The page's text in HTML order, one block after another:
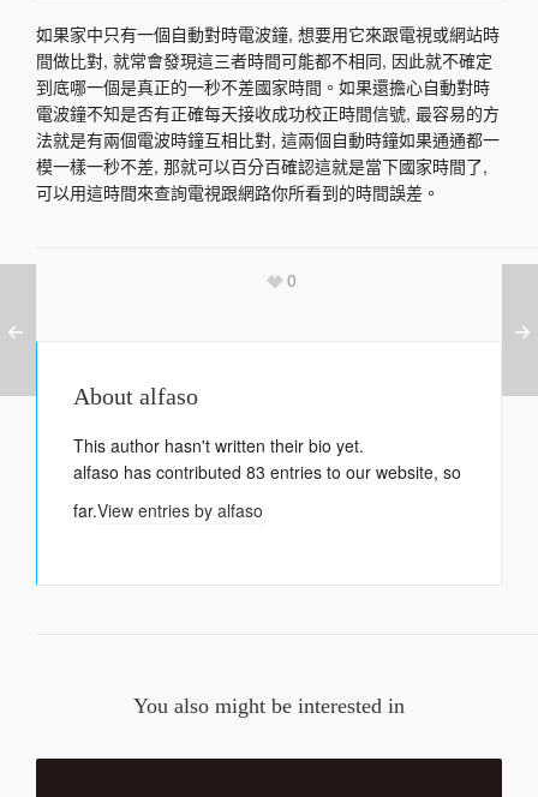
如果家中只有一個自動對時電波鐘, 想要用它來跟電視或網站時
間做比對, 就常會發現這三者時間可能都不相同, 因此就不確定
到底哪一個是真正的一秒不差國家時間。如果還擔心自動對時
電波鐘不知是否有正確每天接收成功校正時間信號, 最容易的方
法就是有兩個電波時鐘互相比對, 這兩個自動時鐘如果通通都一
模一樣一秒不差, 那就可以百分百確認這就是當下國家時間了,
可以用這時間來查詢電視跟網路你所看到的時間誤差。
0
About alfaso
This author hasn't written their bio yet.
alfaso has contributed 83 entries to our website, so
far.View entries by alfaso
You also might be interested in